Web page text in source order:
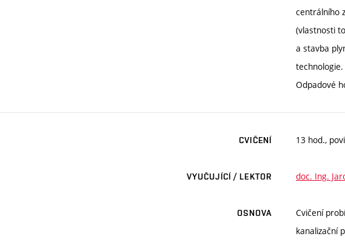
centrálního
(vlastnosti
a stavba
Odpadové
CVIČENÍ 13 hod.,
VYUČUJÍCÍ / LEKTOR doc. Ing.
OSNOVA
Cvičení
kanalizační